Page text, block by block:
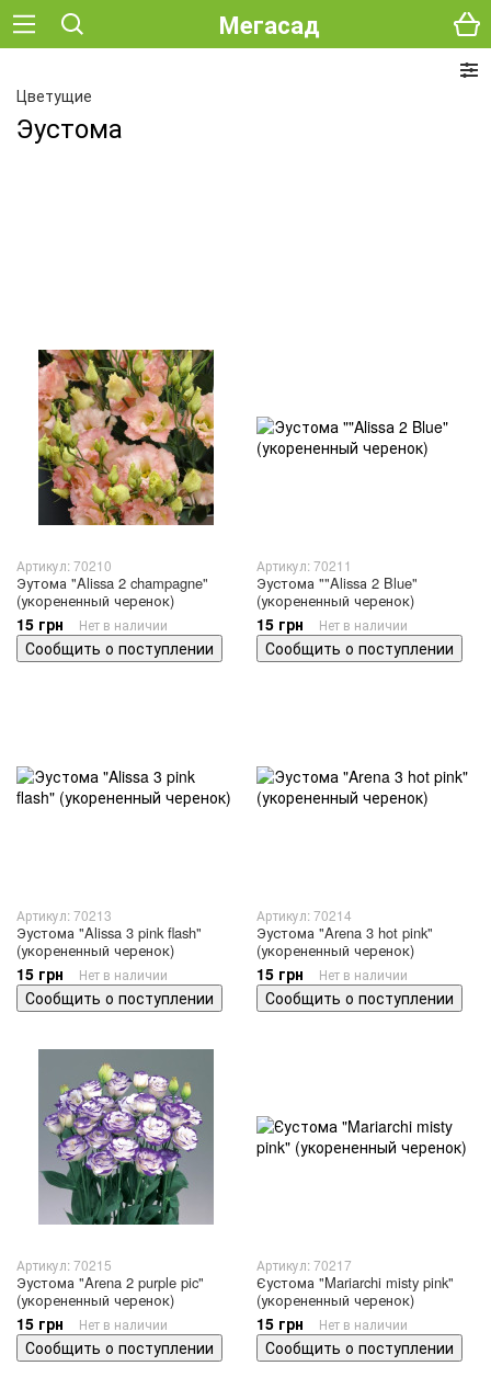
Мегасад
Цветущие
Эустома
Артикул: 70210
Эутома "Alissa 2 champagne"
(укорененный черенок)
15 грн Нет в наличии
Сообщить о поступлении
Артикул: 70211
Эустома ""Alissа 2 Blue"
(укорененный черенок)
15 грн Нет в наличии
Сообщить о поступлении
Артикул: 70213
Эустома "Alissa 3 pink flash"
(укорененный черенок)
15 грн Нет в наличии
Сообщить о поступлении
Артикул: 70214
Эустома "Arena 3 hot pink"
(укорененный черенок)
15 грн Нет в наличии
Сообщить о поступлении
Артикул: 70215
Эустома "Arena 2 purple pic"
(укорененный черенок)
15 грн Нет в наличии
Сообщить о поступлении
Артикул: 70217
Єустома "Mariarchi misty pink"
(укорененный черенок)
15 грн Нет в наличии
Сообщить о поступлении